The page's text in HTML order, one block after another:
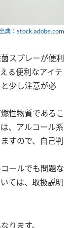
出典：stock.adobe.com
スプレーが便利
る便利なアイテ
少し注意が必
性物質であるこ
、アルコール系
すので、自己判
ールでも問題な
ては、取扱説明
ります。